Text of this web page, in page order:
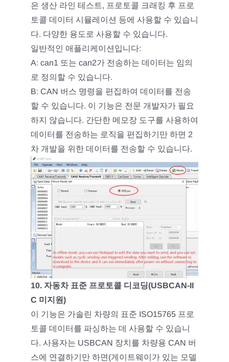
은 생산 라인 테스트, 프로토콜 크래킹 후 프로
토콜 데이터 시뮬레이션 등에 사용할 수 있습니
다. 다양한 용도로 사용할 수 있습니다.
일반적인 애플리케이션입니다:
A: can1 또는 can2가 전송하는 데이터는 임의
로 정의할 수 있습니다.
B: CAN 버스 명령을 편집하여 데이터를 전송
할 수 있습니다. 이 기능은 전문 개발자가 필요
하지 않습니다. 간단한 메모장 도구를 사용하여
데이터를 전송하는 로직을 편집하기만 하면 2
차 개발을 위한 데이터를 전송할 수 있습니다.
10. 자동차 표준 프로토콜 디코딩(USBCAN-II
C 미지원)
이 기능은 가솔린 차량의 표준 ISO15765 프로
토콜 데이터를 파싱하는 데 사용할 수 있습니
다. 사용자는 USBCAN 장치를 차량용 CAN 버
스에 연결하기만 하면(게이트웨이가 있는 모델